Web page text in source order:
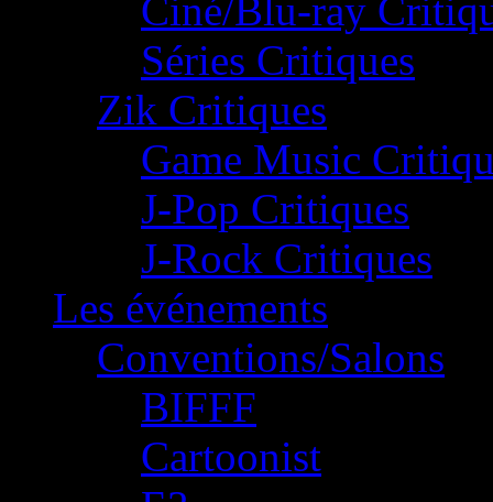
Ciné/Blu-ray
Séries Critiques
Zik Critiques
Game Music
J-Pop Critiques
J-Rock Critiques
Les événements
Conventions/Salons
BIFFF
Cartoonist